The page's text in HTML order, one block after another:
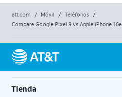
att.com / Móvil / Teléfonos
/
Compare Google Pixel 9 vs Apple iPhone 16e
Tienda